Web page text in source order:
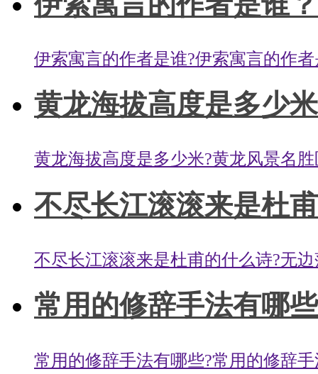
伊索寓言的作者是谁?伊索寓言的作
黄龙海拔高度是多少
黄龙海拔高度是多少米?黄龙风景名
不尽长江滚滚来是杜
不尽长江滚滚来是杜甫的什么诗?无
常用的修辞手法有哪
常用的修辞手法有哪些?常用的修辞